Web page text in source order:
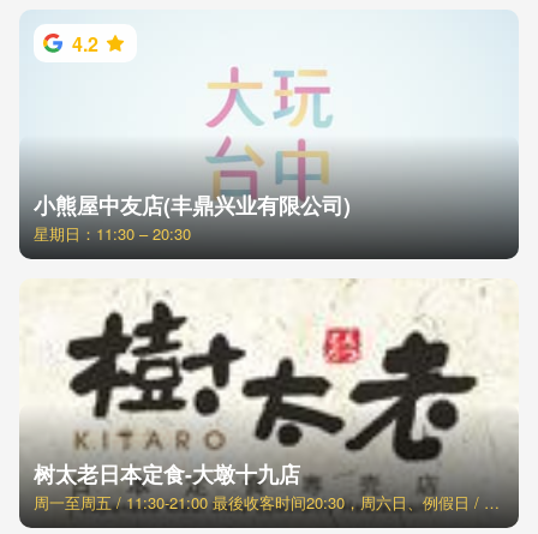
4.2
小熊屋中友店(丰鼎兴业有限公司)
星期日：11:30 – 20:30
树太老日本定食-大墩十九店
周一至周五 / 11:30-21:00 最後收客时间20:30，周六日、例假日 / 11:00-21:30 最後收客时间21:00